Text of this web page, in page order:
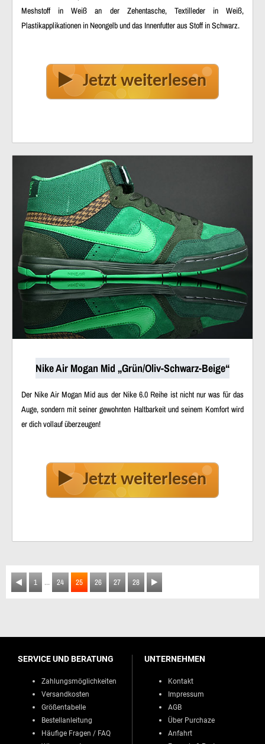
Meshstoff in Weiß an der Zehentasche, Textilleder in Weiß,
Plastikapplikationen in Neongelb und das Innenfutter aus Stoff in Schwarz.
Jetzt weiterlesen
Nike Air Mogan Mid „Grün/Oliv-Schwarz-Beige“
Der Nike Air Mogan Mid aus der Nike 6.0 Reihe ist nicht nur was für das
Auge, sondern mit seiner gewohnten Haltbarkeit und seinem Komfort wird
er dich vollauf überzeugen!
Jetzt weiterlesen
1 ... 24 25 26 27 28
SERVICE UND BERATUNG
Zahlungsmöglichkeiten
Versandkosten
Größentabelle
Bestellanleitung
Häufige Fragen / FAQ
UNTERNEHMEN
Kontakt
Impressum
AGB
Über Purchaze
Anfahrt